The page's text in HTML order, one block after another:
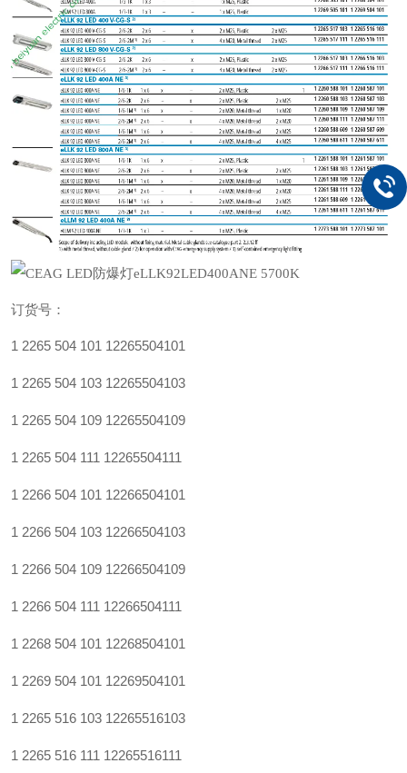
订货号：
1 2265 504 101 12265504101
1 2265 504 103 12265504103
1 2265 504 109 12265504109
1 2265 504 111 12265504111
1 2266 504 101 12266504101
1 2266 504 103 12266504103
1 2266 504 109 12266504109
1 2266 504 111 12266504111
1 2268 504 101 12268504101
1 2269 504 101 12269504101
1 2265 516 103 12265516103
1 2265 516 111 12265516111